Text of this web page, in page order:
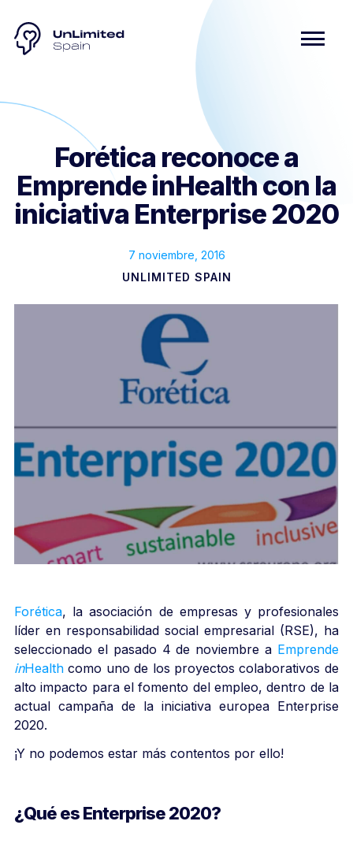
Forética reconoce a
Emprende inHealth con la
iniciativa Enterprise 2020
7 noviembre, 2016
UNLIMITED SPAIN
Forética, la asociación de empresas y profesionales
líder en responsabilidad social empresarial (RSE), ha
seleccionado el pasado 4 de noviembre a Emprende
inHealth como uno de los proyectos colaborativos de
alto impacto para el fomento del empleo, dentro de la
actual campaña de la iniciativa europea Enterprise
2020.
¡Y no podemos estar más contentos por ello!
¿Qué es Enterprise 2020?